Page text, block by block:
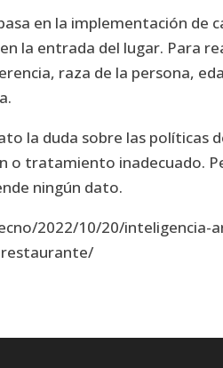
en la implementación de
la entrada del lugar. Para
raza de la persona,
la duda sobre las políticas
o tratamiento inadecuado.
ningún dato.
2022/10/20/inteligencia-
restaurante/